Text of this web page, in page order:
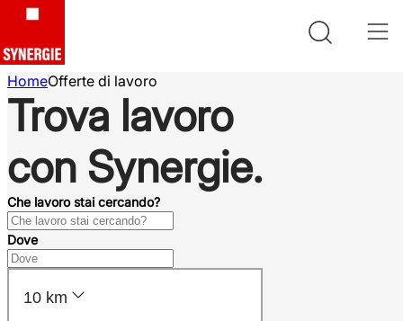
HomeOfferte di lavoro
Trova lavoro
con Synergie.
Che lavoro stai cercando?
Dove
10 km